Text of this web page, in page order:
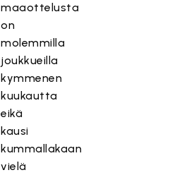
maaottelusta
on
molemmilla
joukkueilla
kymmenen
kuukautta
eikä
kausi
kummallakaan
vielä